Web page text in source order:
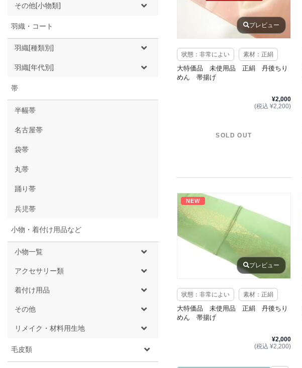
その他[小物類]
羽織・コート
羽織[種類別]
羽織[年代別]
帯
半幅帯
名古屋帯
袋帯
丸帯
踊り帯
兵児帯
小物・着付け用品など
小物一覧
アクセサリー類
着付け用品
その他
リメイク・材料用生地
毛皮類
プレビュー
状態：非常によい 素材：正絹
大特価品 未使用品 正絹 丹後ちり
めん 帯揚げ
¥2,000
(税込 ¥2,200)
SOLD OUT
NEW
プレビュー
状態：非常によい 素材：正絹
大特価品 未使用品 正絹 丹後ちり
めん 帯揚げ
¥2,000
(税込 ¥2,200)